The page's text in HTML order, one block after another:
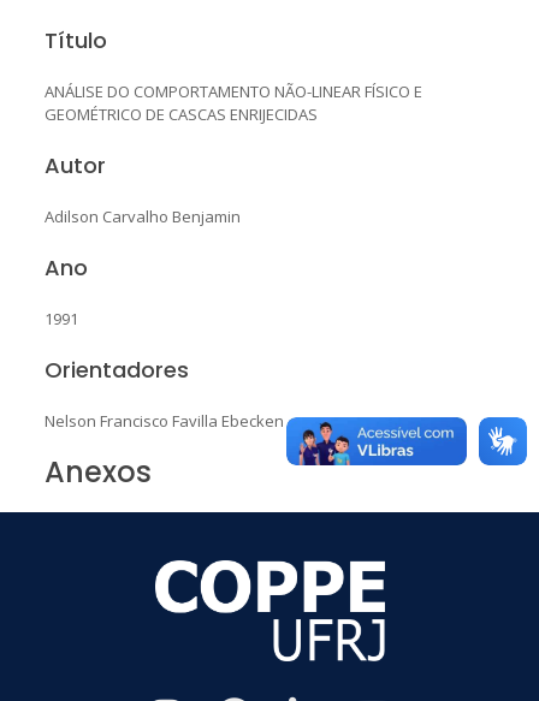
Título
ANÁLISE DO COMPORTAMENTO NÃO-LINEAR FÍSICO E
GEOMÉTRICO DE CASCAS ENRIJECIDAS
Autor
Adilson Carvalho Benjamin
Ano
1991
Orientadores
Nelson Francisco Favilla Ebecken
Anexos